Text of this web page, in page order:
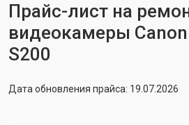
Прайс-лист на
видеокамеры Canon
S200
Дата обновления прайса: 19.07.2026